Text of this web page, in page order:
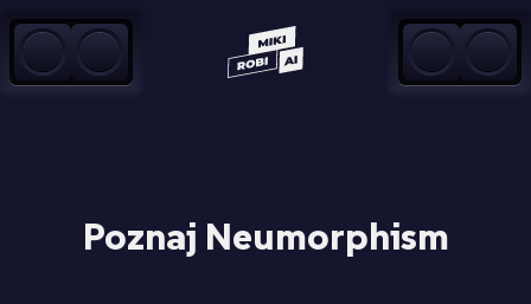
Przejdź do treści
Poznaj Neumorphism